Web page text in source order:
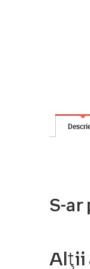
S-ar
Alții